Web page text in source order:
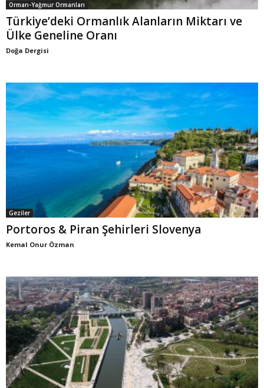
Orman-Yağmur Ormanları
Türkiye’deki Ormanlık Alanların Miktarı ve
Ülke Geneline Oranı
Doğa Dergisi
Geziler
Portoros & Piran Şehirleri Slovenya
Kemal Onur Özman